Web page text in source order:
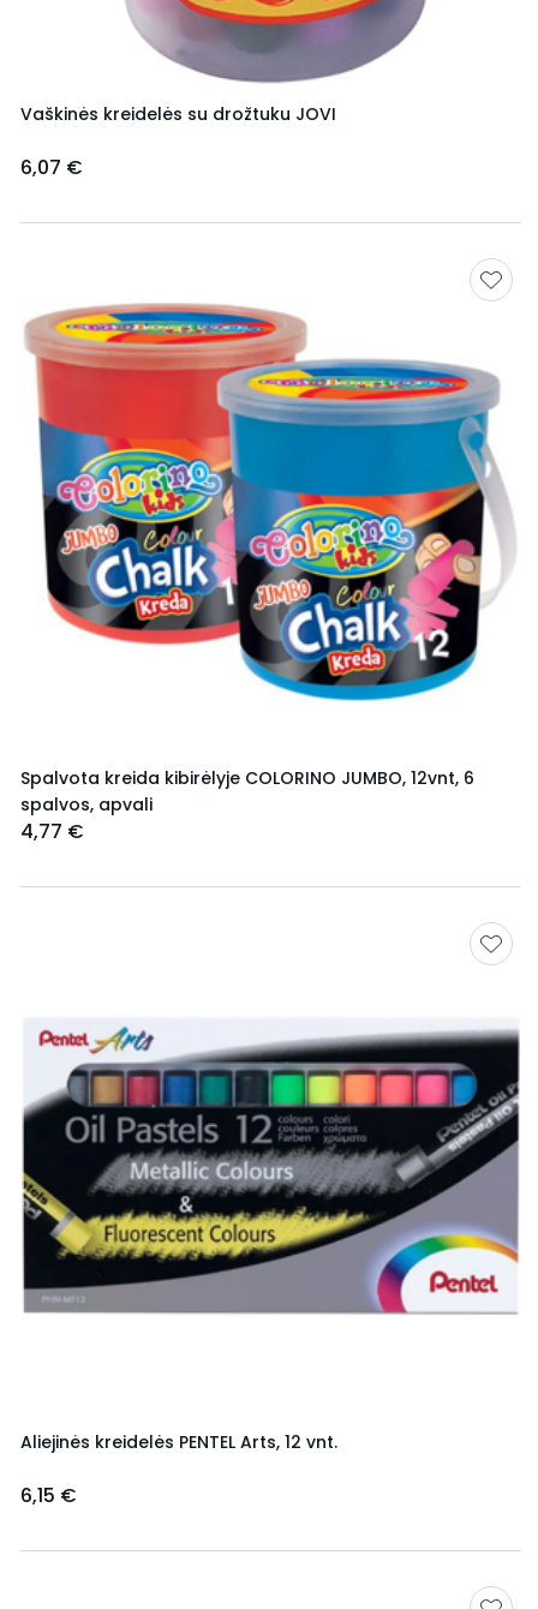
Vaškinės kreidelės su drožtuku JOVI
6,07 €
Spalvota kreida kibirėlyje COLORINO JUMBO, 12vnt, 6
spalvos, apvali
4,77 €
Aliejinės kreidelės PENTEL Arts, 12 vnt.
6,15 €